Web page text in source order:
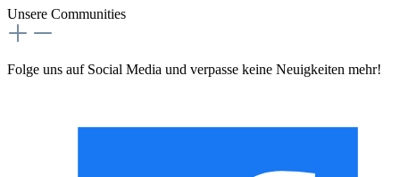
Unsere Communities
Folge uns auf Social Media und verpasse keine Neuigkeiten mehr!